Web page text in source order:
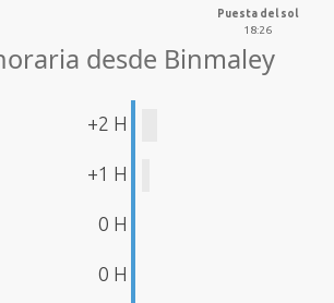
Puesta del sol
18:26
desde Binmaley
+2 H
+1 H
0 H
0 H